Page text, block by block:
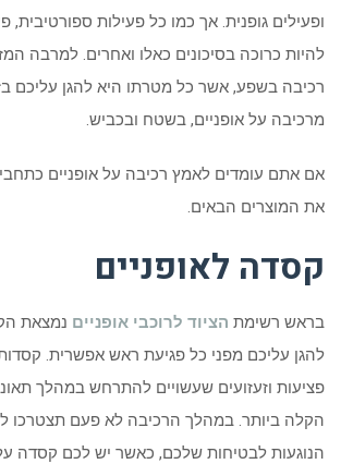
ופעילים גופנית. אך כמו כל פעילות ספורטיבית,
להיות כרוכה בסיכונים כאלו ואחרים. למרבה
רכיבה בשפע, אשר כל מטרתו היא להגן עליכם
מרכיבה על אופניים, בשטח ובכביש.
אם אתם עומדים לאמץ רכיבה על אופניים
את המוצרים הבאים.
קסדה לאופניים
בראש רשימת הציוד לרוכבי אופניים נמצאת
להגן עליכם מפני כל פגיעת ראש אפשרית. קסדות
פציעות וזעזועים שעשויים להתרחש במהלך
הקלה ביותר. במהלך הרכיבה לא פעם תצטרכו
הנוגעות לבטיחות שלכם, כאשר יש לכם קסדה